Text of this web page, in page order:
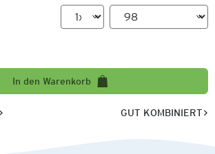
In den Warenkorb
GUT KOMBINIERT